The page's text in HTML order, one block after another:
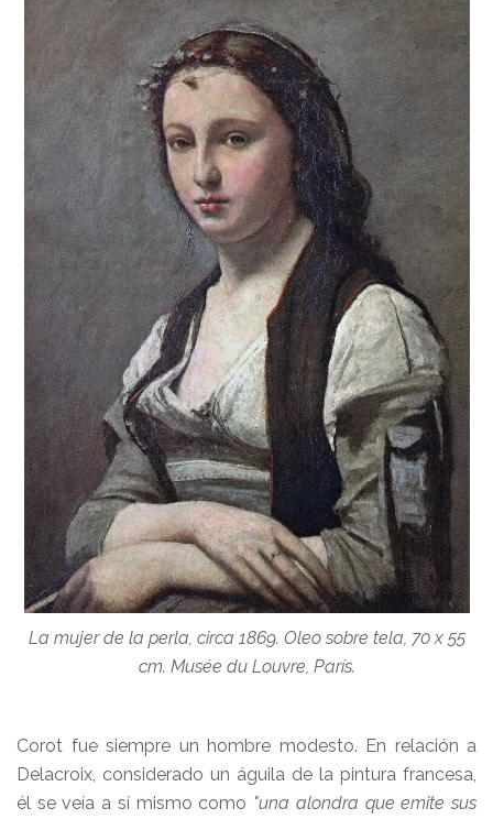
La mujer de la perla, circa 1869. Oleo sobre tela, 70 x 55
cm. Musée du Louvre, París.
Corot fue siempre un hombre modesto. En relación a
Delacroix, considerado un águila de la pintura francesa,
él se veía a sí mismo como "una alondra que emite sus